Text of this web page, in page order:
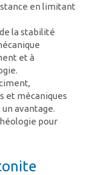
en limitant
la stabilité
et à
et mécaniques
avantage.
pour